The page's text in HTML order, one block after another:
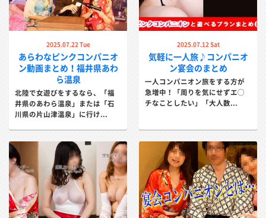
2025.07.22 Tue
あらわなピンクコンパニオ
ン動画まとめ！福井県あわ
ら温泉
北陸で女遊びをするなら、「福
井県のあわら温泉」または「石
川県の片山津温泉」に行け...
2025.07.12 Sat
気軽に一人旅♪コンパニオ
ン宴会のまとめ
一人コンパニオン旅をする方が
急増中！「周りを気にせずエ◯
チなことしたい」「大人数...